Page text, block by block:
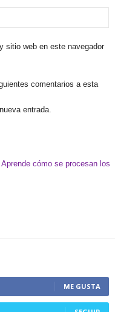
sitio web en este navegador
comentarios a esta
entrada.
Aprende cómo se procesan los
ME GUSTA